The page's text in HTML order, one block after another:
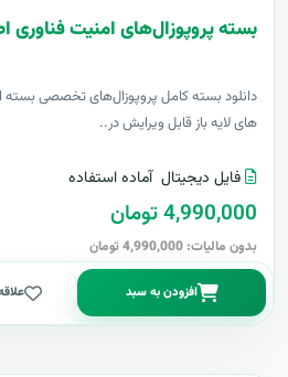
بسته پروپوزال‌های امنیت فناوری
دانلود بسته کامل پروپوزال‌های تخصصی بسته
های لایه باز قابل ویرایش در..
فایل دیجیتال آماده استفاده
4,990,000 تومان
بدون مالیات: 4,990,000 تومان
افزودن به سبد